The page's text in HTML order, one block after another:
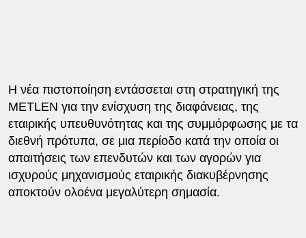
Η νέα πιστοποίηση εντάσσεται στη στρατηγική της
METLEN για την ενίσχυση της διαφάνειας, της
εταιρικής υπευθυνότητας και της συμμόρφωσης με τα
διεθνή πρότυπα, σε μια περίοδο κατά την οποία οι
απαιτήσεις των επενδυτών και των αγορών για
ισχυρούς μηχανισμούς εταιρικής διακυβέρνησης
αποκτούν ολοένα μεγαλύτερη σημασία.